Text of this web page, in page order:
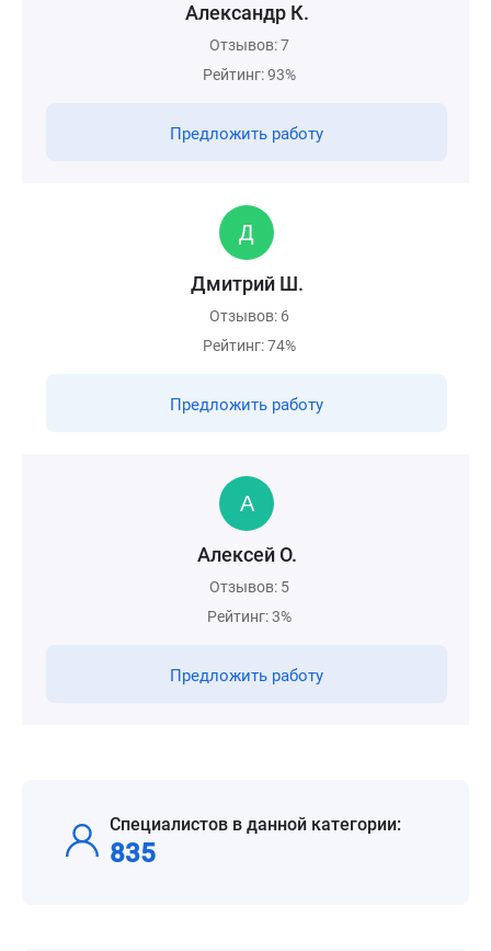
Александр К.
Отзывов: 7
Рейтинг: 93%
Предложить работу
Дмитрий Ш.
Отзывов: 6
Рейтинг: 74%
Предложить работу
Алексей О.
Отзывов: 5
Рейтинг: 3%
Предложить работу
Специалистов в данной категории:
835